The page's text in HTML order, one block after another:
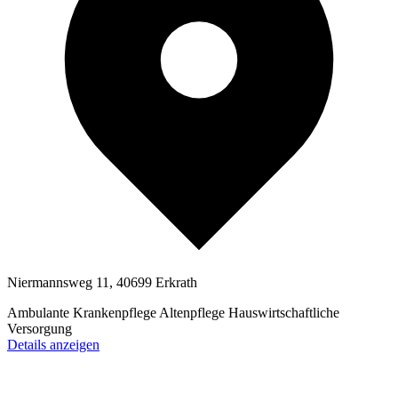
Niermannsweg 11, 40699 Erkrath
Ambulante Krankenpflege Altenpflege Hauswirtschaftliche
Versorgung
Details anzeigen